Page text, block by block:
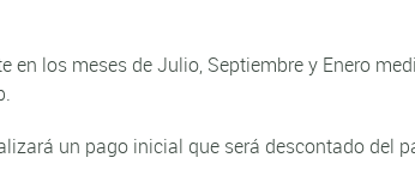
en los meses de Julio, Septiembre y Enero
un pago inicial que será descontado del